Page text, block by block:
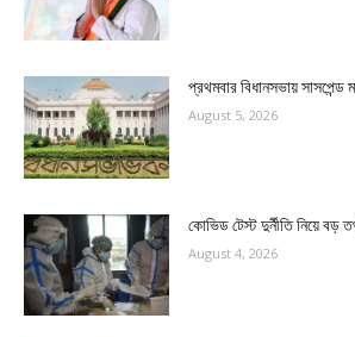
প্রথমবার বিধানসভায় সাসপেন্ড
August 5, 2026
কোভিড টেস্ট দুর্নীতি নিয়ে বড়
August 4, 2026